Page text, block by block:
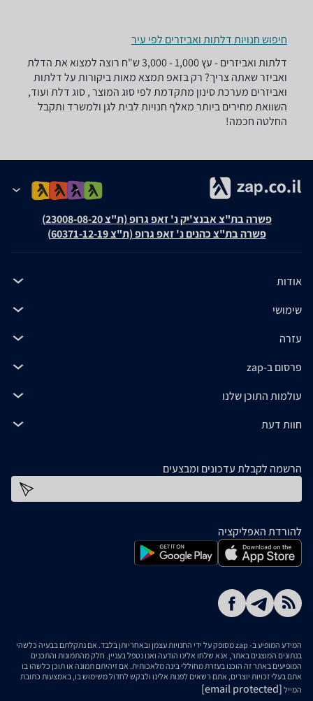
חיפוש חנויות דלתות ואביזרים לפי עיר
דלתות ואביזרים - ‏עץ ‏1,000 - 3,000 ‏ש"ח רוצה למצוא את הדלת
ואביזר שאתה צריך? רק בזאפ תמצא מאות ביקורות על דלתות
ואביזרים מערכת סינון מתקדמת לפי סוג המוצר , סוג דלת ועוד,
השוואת מחירים ביותר מאלף חנויות לבית לגן ולמשרד ותקבל
החלטה חכמה!
פשרה בת"צ אבנצ'יק נ' זאפ גרופ (ת"צ 23008-08-20)
פשרה בת"צ כהנים נ' זאפ גרופ (ת"צ 60371-12-19)
אודות
שימושי
עזרה
פרסום ב-zap
עולמות התוכן שלנו
חוות דעת
הרשמה לקבלת עדכונים ומבצעים
להורדת האפליקציה
המידע המופיע ב- zap מסופק על ידי החנויות עצמן ובאחריותן בלבד. אם נתקלתם בבעיה כלשהי
בנתונים המוצגים באתר, אנא שלחו אלינו הודעה ואנו נטפל בעניין. חלק מהתמונות והתכנים
המופיעים באתר זה הוכנו בעזרת מחוללי בינה מלאכותית. אם זיהיתם תמונה או תוכן כלשהו בו
אתם בעלי זכויות יוצרים, אתם רשאים לפנות אלינו ולבקש לחדול משימוש בו, באמצעות כתובת
המייל [email protected]